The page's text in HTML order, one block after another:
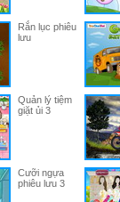
Rắn lục phiêu
lưu
Quản lý tiệm
giặt ủi 3
Cưỡi ngựa
phiêu lưu 3